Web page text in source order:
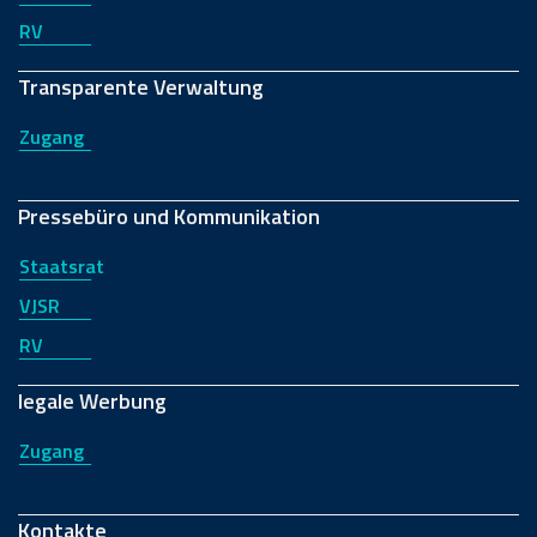
RV
Transparente Verwaltung
Zugang
Pressebüro und Kommunikation
Staatsrat
VJSR
RV
legale Werbung
Zugang
Kontakte